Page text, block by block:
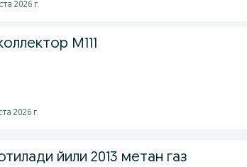
2026 г.
М111
2026 г.
йили 2013 метан газ